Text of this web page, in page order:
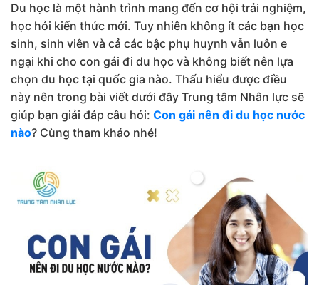
Du học là một hành trình mang đến cơ hội trải nghiệm,
học hỏi kiến thức mới. Tuy nhiên không ít các bạn học
sinh, sinh viên và cả các bậc phụ huynh vẫn luôn e
ngại khi cho con gái đi du học và không biết nên lựa
chọn du học tại quốc gia nào. Thấu hiểu được điều
này nên trong bài viết dưới đây Trung tâm Nhân lực sẽ
giúp bạn giải đáp câu hỏi: Con gái nên đi du học nước
nào? Cùng tham khảo nhé!